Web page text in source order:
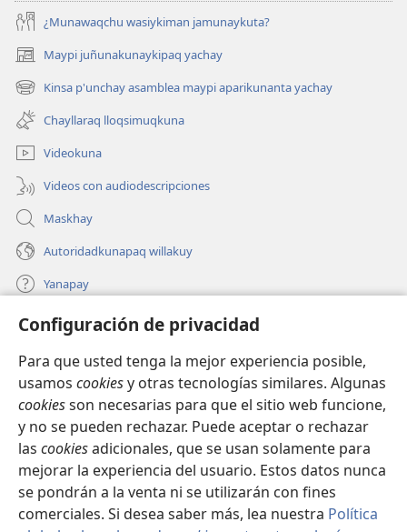
Configuración de privacidad
Para que usted tenga la mejor experiencia posible,
usamos cookiesy otras tecnologías similares. Algunas
cookiesson necesarias para que el sitio web funcione,
y no se pueden rechazar. Puede aceptar o rechazar
las cookiesadicionales, que se usan solamente para
mejorar la experiencia del usuario. Estos datos nunca
se pondrán a la venta ni se utilizarán con fines
comerciales. Si desea saber más, lea nuestra Política
¿Munawaqchu wasiykiman jamunaykuta?
Maypi juñunakunaykipaq yachay
(abre
una
nueva
ventana)
Kinsa p'unchay asamblea maypi aparikunanta yachay
(abre
una
nueva
ventana)
Chayllaraq lloqsimuqkuna
Videokuna
Videos con audiodescripciones
Maskhay
Autoridadkunapaq willakuy
Yanapay
Donacionta churanapaq
una
nueva
ventana)
INTERNETPI QELQANCHISKUNA Watchtower™
(abre
una
nueva
ventana)
JW Hub
(abre
una
nueva
ventana)
JW Library ®